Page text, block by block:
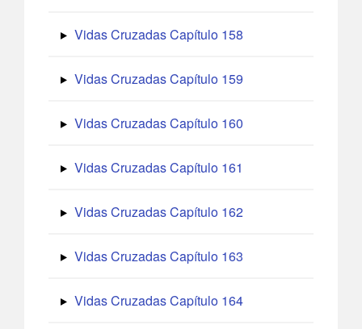
Vidas Cruzadas Capítulo 158
Vidas Cruzadas Capítulo 159
Vidas Cruzadas Capítulo 160
Vidas Cruzadas Capítulo 161
Vidas Cruzadas Capítulo 162
Vidas Cruzadas Capítulo 163
Vidas Cruzadas Capítulo 164